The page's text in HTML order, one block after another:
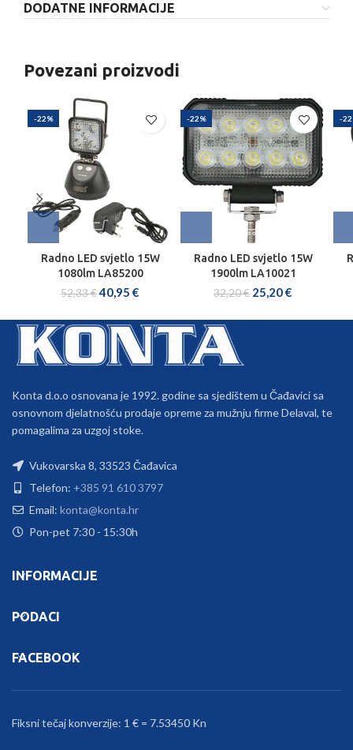
DODATNE INFORMACIJE
Povezani proizvodi
-22%
Radno LED svjetlo 15W
1080lm LA85200
52,33€40,95 €
-22%
Radno LED svjetlo 15W
1900lm LA10021
32,20€ 25,20€
-
Konta d.o.o osnovana je 1992. godine sa sjedištem u Čađavici sa
osnovnom djelatnošću prodaje opreme za mužnju firme Delaval, te
pomagalima za uzgoj stoke.
Vukovarska 8, 33523 Čađavica
Telefon: +385 91 610 3797
Email: konta@konta.hr
Pon-pet 7:30 - 15:30h
INFORMACIJE
PODACI
FACEBOOK
Fiksni tečaj konverzije: 1 € = 7.53450 Kn